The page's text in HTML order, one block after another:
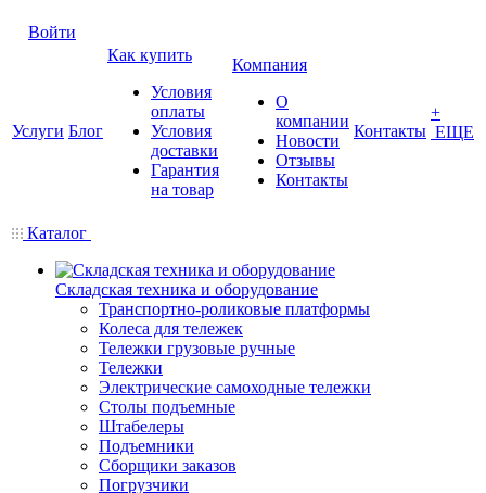
Войти
Услуги Блог
Как купить
Условия
оплаты
Условия
доставки
Гарантия
на товар
Компания
О
компании
Новости
Отзывы
Контакты
Контакты
+
ЕЩЕ
Каталог
Складская техника и оборудование
Транспортно-роликовые платформы
Колеса для тележек
Тележки грузовые ручные
Тележки
Электрические самоходные тележки
Столы подъемные
Штабелеры
Подъемники
Сборщики заказов
Погрузчики